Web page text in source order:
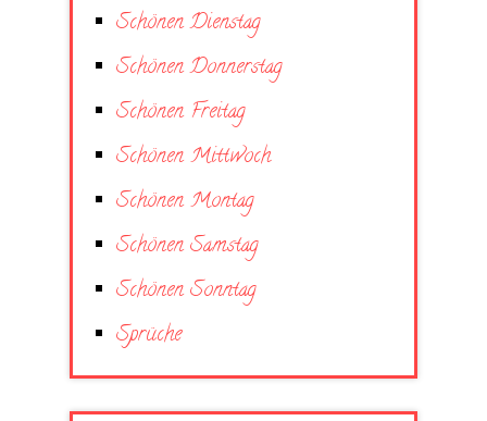
Schönen Dienstag
Schönen Donnerstag
Schönen Freitag
Schönen Mittwoch
Schönen Montag
Schönen Samstag
Schönen Sonntag
Sprüche